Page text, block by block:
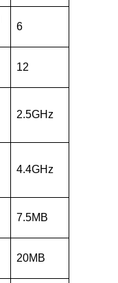
6
12
2.5GHz
4.4GHz
7.5MB
20MB